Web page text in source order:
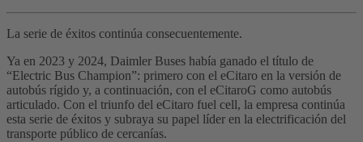
La serie de éxitos continúa consecuentemente.
Ya en 2023 y 2024, Daimler Buses había ganado el título de
“Electric Bus Champion”: primero con el eCitaro en la versión de
autobús rígido y, a continuación, con el eCitaroG como autobús
articulado. Con el triunfo del eCitaro fuel cell, la empresa continúa
esta serie de éxitos y subraya su papel líder en la electrificación del
transporte público de cercanías.